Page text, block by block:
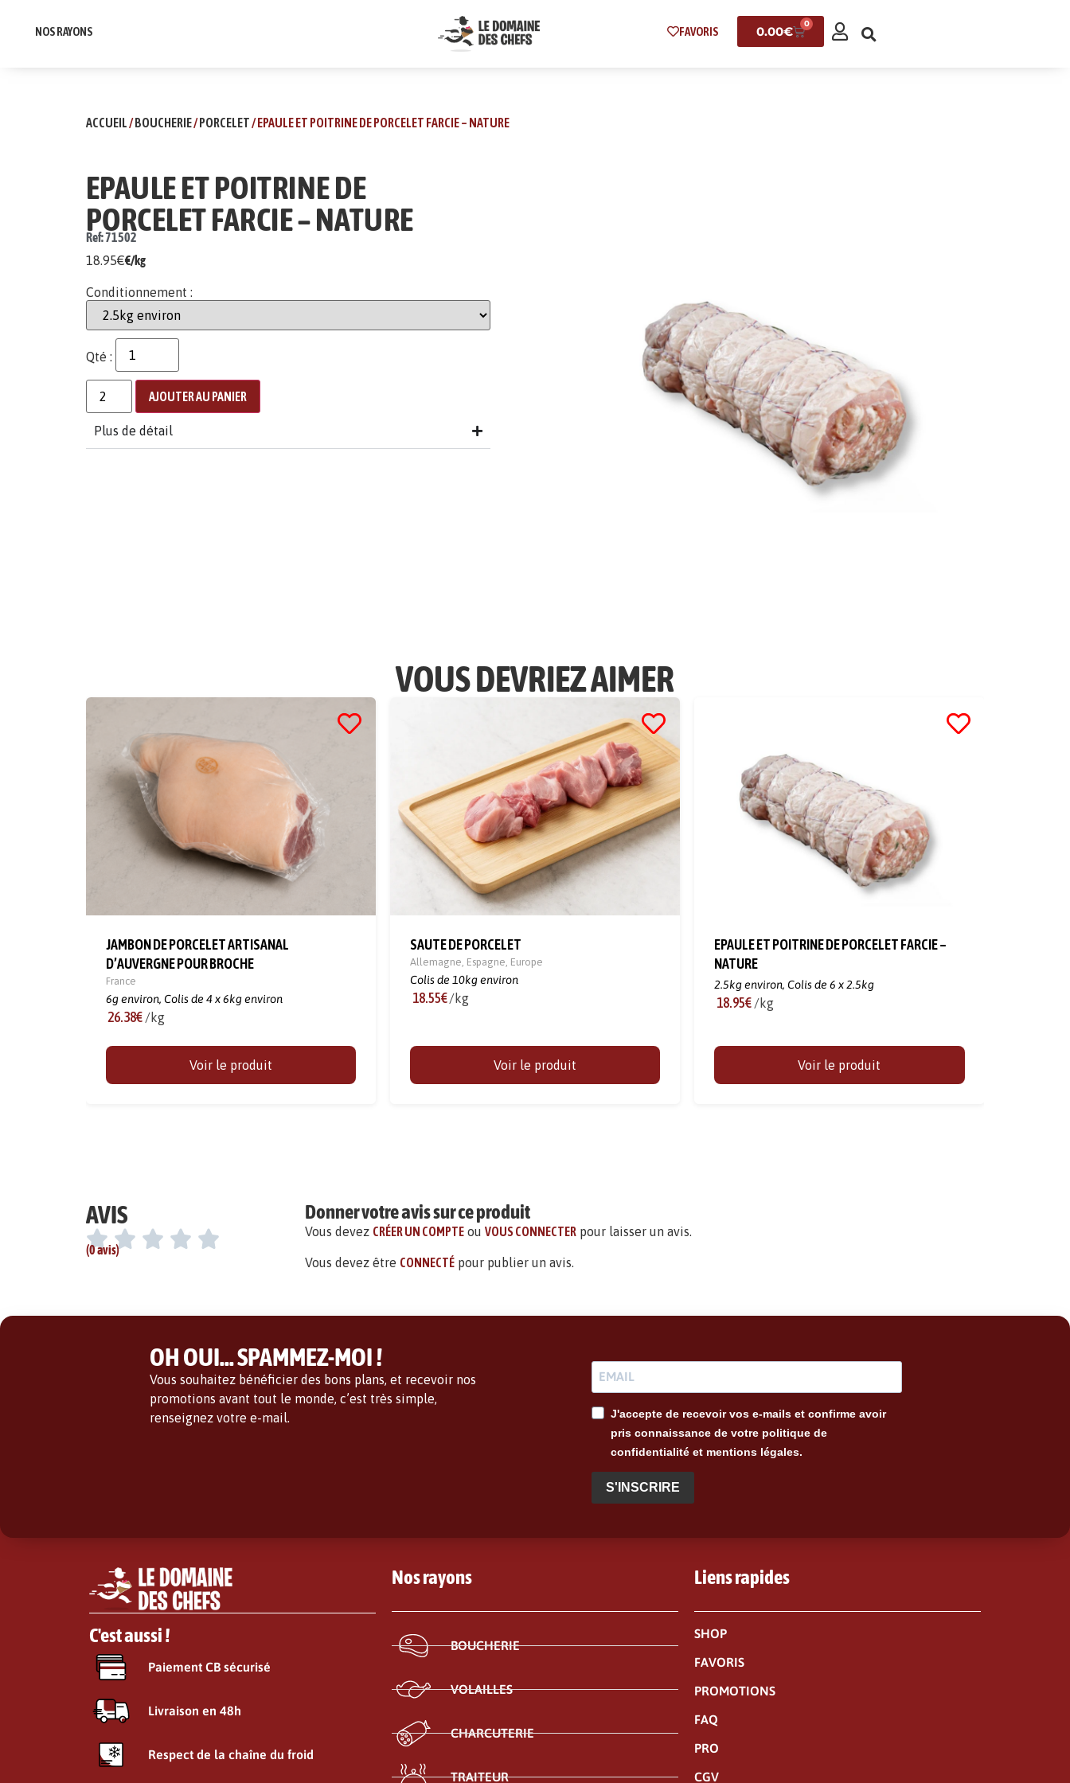
NOS RAYONS FAVORIS 0.00€
0
ACCUEIL/BOUCHERIE/PORCELET/ EPAULE ET POITRINE DE PORCELET FARCIE – NATURE
EPAULE ET POITRINE DE
PORCELET FARCIE – NATURE
Ref: 71502
18.95€€/kg
Conditionnement :
Qté :
AJOUTER AU PANIER
Plus de détail
VOUS DEVRIEZ AIMER
JAMBON DE PORCELET ARTISANAL
D’AUVERGNE POUR BROCHE
France
6g environ, Colis de 4 x 6kg environ
26.38€ /kg
Voir le produit
SAUTE DE PORCELET
Allemagne, Espagne, Europe
Colis de 10kg environ
18.55€/kg
Voir le produit
EPAULE ET POITRINE DE PORCELET FARCIE –
NATURE
2.5kg environ, Colis de 6 x 2.5kg
18.95€ /kg
Voir le produit
AVIS
(0 avis)
Donner votre avis sur ce produit
Vous devez CRÉER UN COMPTEou VOUS CONNECTERpour laisser un avis.
Vous devez être CONNECTÉpour publier un avis.
OH OUI... SPAMMEZ-MOI !
Vous souhaitez bénéficier des bons plans, et recevoir nos
promotions avant tout le monde, c’est très simple,
renseignez votre e-mail.
J'accepte de recevoir vos e-mails et confirme avoir
pris connaissance de votre politique de
confidentialité et mentions légales.
S'INSCRIRE
C'est aussi !
Paiement CB sécurisé
Livraison en 48h
Respect de la chaîne du froid
Nos rayons
BOUCHERIE
VOLAILLES
CHARCUTERIE
TRAITEUR
Liens rapides
SHOP
FAVORIS
PROMOTIONS
FAQ
PRO
CGV